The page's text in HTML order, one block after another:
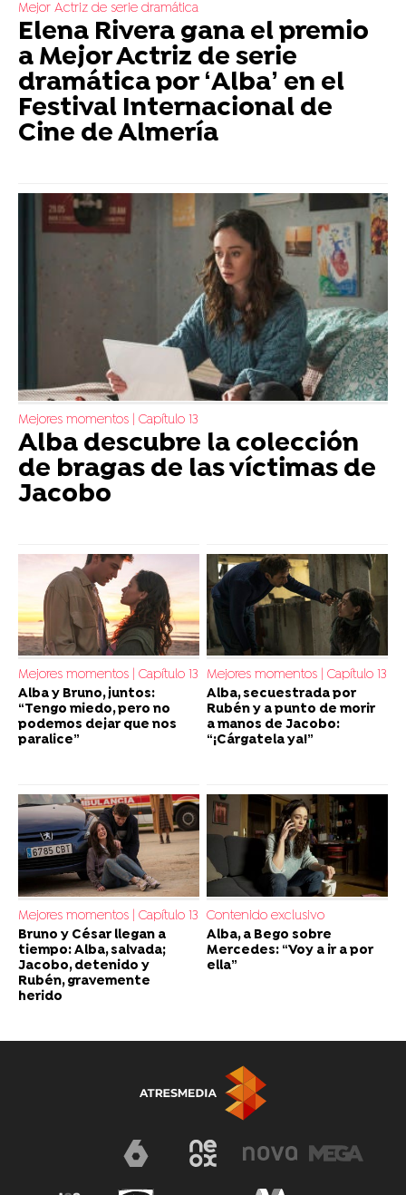
Mejor Actriz de serie dramática
Elena Rivera gana el premio
a Mejor Actriz de serie
dramática por ‘Alba’ en el
Festival Internacional de
Cine de Almería
Mejores momentos | Capítulo 13
Alba descubre la colección
de bragas de las víctimas de
Jacobo
Mejores momentos | Capítulo 13
Alba y Bruno, juntos:
“Tengo miedo, pero no
podemos dejar que nos
paralice”
Mejores momentos | Capítulo 13
Alba, secuestrada por
Rubén y a punto de morir
a manos de Jacobo:
“¡Cárgatela ya!”
Mejores momentos | Capítulo 13
Bruno y César llegan a
tiempo: Alba, salvada;
Jacobo, detenido y
Rubén, gravemente
herido
Contenido exclusivo
Alba, a Bego sobre
Mercedes: “Voy a ir a por
ella”